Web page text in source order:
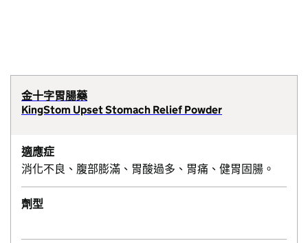
金十字胃腸藥
KingStom Upset Stomach Relief Powder
適應症
消化不良、腹部膨滿、胃酸過多、胃痛、健胃固腸。
劑型